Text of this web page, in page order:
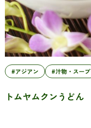
#アジアン #汁物・スープ
トムヤムクンうどん